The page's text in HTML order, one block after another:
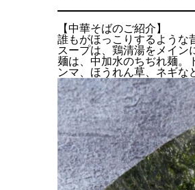
【中華そばのご紹介】
誰もがほっこりするような
スープは、鶏清湯をメイン
麺は、中加水のちぢれ麺。
ンマ、ほうれん草、ネギな